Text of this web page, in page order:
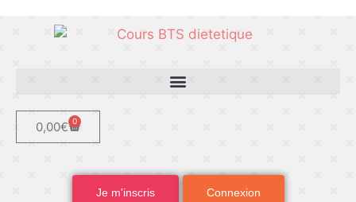
0,00€ 0
Je m'inscris Connexion